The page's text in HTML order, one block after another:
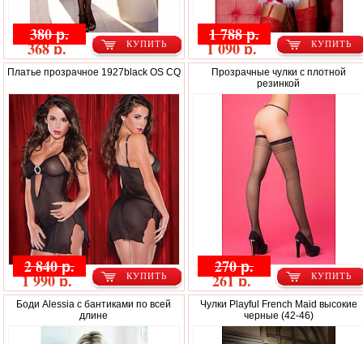
КУПИТЬ
380 р.
368 р. КУПИТЬ
1 788 р.
1 090 р.
Платье прозрачное 1927black OS CQ
КУПИТЬ
2 840 р.
1 990 р.
Прозрачные чулки с плотной
резинкой
КУПИТЬ
270 р.
261 р.
Боди Alessia с бантиками по всей
длине
Чулки Playful French Maid высокие
черные (42-46)